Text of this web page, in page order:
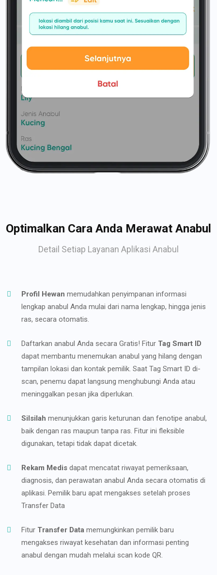
Optimalkan Cara Anda Merawat Anabul
Detail Setiap Layanan Aplikasi Anabul
Profil Hewan memudahkan penyimpanan informasi
lengkap anabul Anda mulai dari nama lengkap, hingga jenis
ras, secara otomatis.
Daftarkan anabul Anda secara Gratis! Fitur Tag Smart ID
dapat membantu menemukan anabul yang hilang dengan
tampilan lokasi dan kontak pemilik. Saat Tag Smart ID di-
scan, penemu dapat langsung menghubungi Anda atau
meninggalkan pesan jika diperlukan.
Silsilah menunjukkan garis keturunan dan fenotipe anabul,
baik dengan ras maupun tanpa ras. Fitur ini fleksible
digunakan, tetapi tidak dapat dicetak.
Rekam Medis dapat mencatat riwayat pemeriksaan,
diagnosis, dan perawatan anabul Anda secara otomatis di
aplikasi. Pemilik baru apat mengakses setelah proses
Transfer Data
Fitur Transfer Data memungkinkan pemilik baru
mengakses riwayat kesehatan dan informasi penting
anabul dengan mudah melalui scan kode QR.